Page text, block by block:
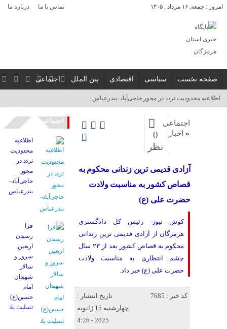
امروز : جمعه, ۱۶ مرداد , ۱۴۰۵ تماس با ما درباره ما
صفحه نخست سیاسی اقتصادی بین الملل اجتماعی
آسو_
اجتماعی
«
اخبار
0
نظر
آزادی قدیمی ترین زندانی محکوم به
قصاص کشور به مناسبت ولادت
حضرت علی (ع)
کوش نیوز- رئیس کل دادگستری
هرمزگان از آزادی قدیمی ترین زندانی
محکوم به قصاص کشور بعد از ۲۳ سال
چشم انتظاری به مناسبت ولادت
حضرت علی (ع) خبر داد.
کد خبر : 7685
تاریخ انتشار :
چهارشنبه 15 ژانویه
2025 - 4:26
اجتماعی
اطلاعیه
محدودیت
تردد در
محور
حاجی‌آباد–
بندرعباس
فرا
رسیدن
اربعین
سرور و
سالار
شهیدان
امام
حسین(ع)
تسلیت باد